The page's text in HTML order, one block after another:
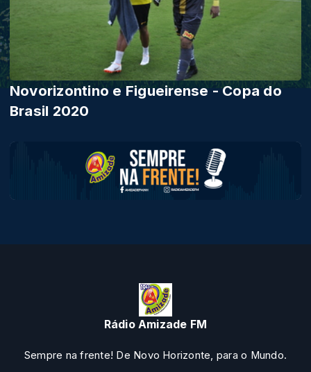
Novorizontino e Figueirense - Copa do
Brasil 2020
Rádio Amizade FM
Sempre na frente! De Novo Horizonte, para o Mundo.